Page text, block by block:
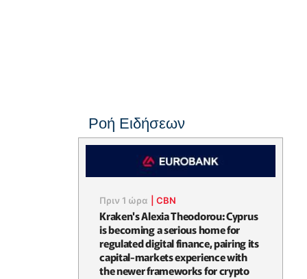
Ροή Ειδήσεων
Πριν 1 ώρα |CBN
Kraken's Alexia Theodorou: Cyprus
is becoming a serious home for
regulated digital finance, pairing its
capital-markets experience with
the newer frameworks for crypto